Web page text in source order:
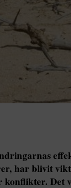
har blivit
Det